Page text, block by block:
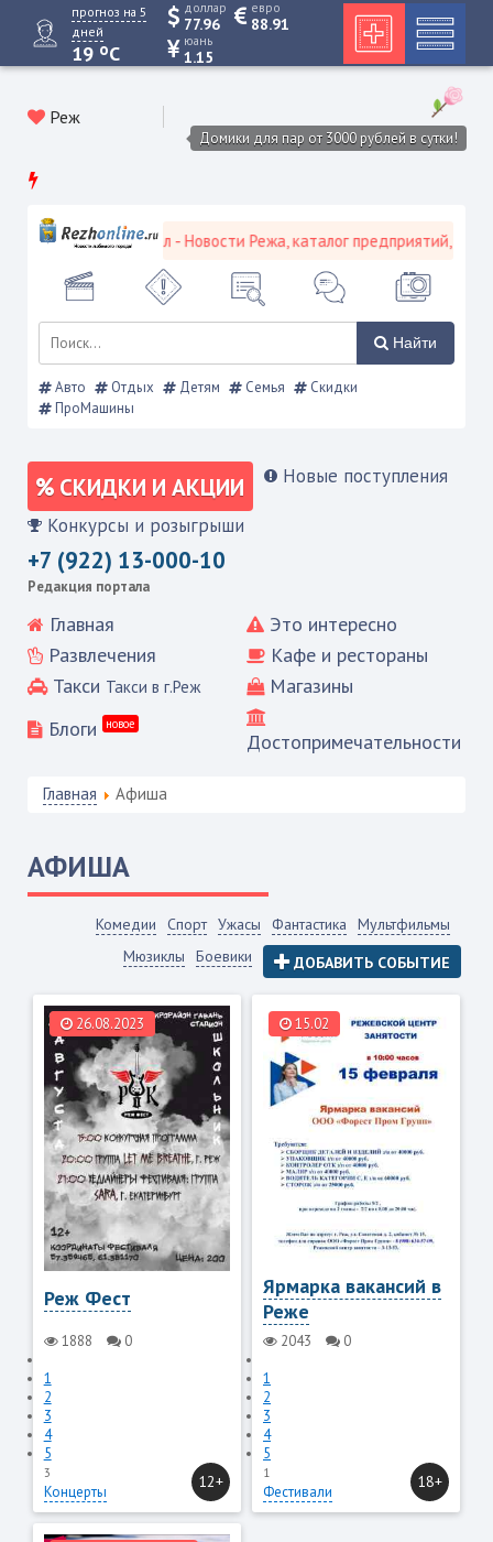
прогноз на 5
дней
19 oC
доллар
77.96
евро
88.91
юань
1.15
Реж
Домики для пар от 3000 рублей в сутки!
портал - Новости Режа, каталог предприятий, объявления,
Найти
Авто Отдых Детям Семья
Скидки
ПроМашины
СКИДКИ И АКЦИИ Новые поступления
Конкурсы и розыгрыши
+7 (922) 13-000-10
Редакция портала
Главная
Это интересно
Развлечения
Кафе и рестораны
Такси Такси в г.Реж
Магазины
Блоги
новое
Достопримечательности
Главная Афиша
АФИША
Комедии Спорт Ужасы Фантастика
Мультфильмы
Мюзиклы
Боевики ДОБАВИТЬ СОБЫТИЕ
Реж Фест
1888
0
1
2
3
4
5
3
Концерты
26.08.2023
12+
Ярмарка вакансий в
Реже
2043
0
1
2
3
4
5
1
Фестивали
15.02
18+